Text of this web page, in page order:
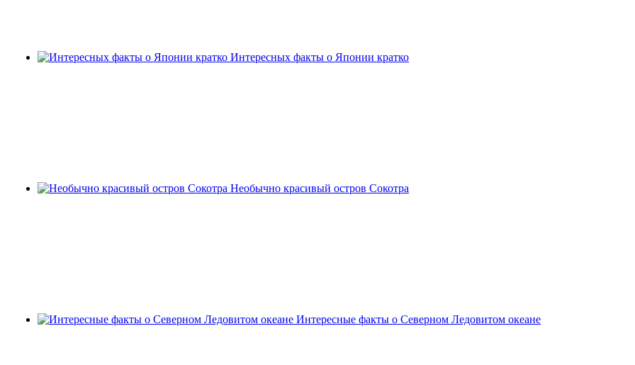
Интересных факты о Японии кратко
Необычно красивый остров Сокотра
Интересные факты о Северном Ледовитом океане